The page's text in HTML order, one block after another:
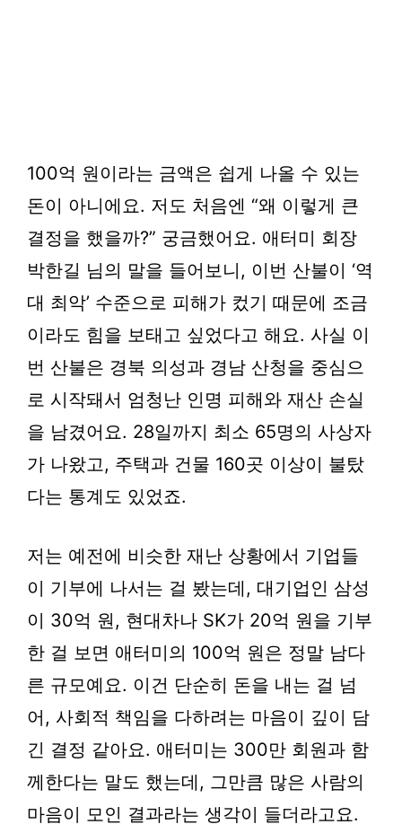
100억 원이라는 금액은 쉽게 나올 수 있는
돈이 아니에요. 저도 처음엔 “왜 이렇게 큰
결정을 했을까?” 궁금했어요. 애터미 회장
박한길 님의 말을 들어보니, 이번 산불이 ‘역
대 최악’ 수준으로 피해가 컸기 때문에 조금
이라도 힘을 보태고 싶었다고 해요. 사실 이
번 산불은 경북 의성과 경남 산청을 중심으
로 시작돼서 엄청난 인명 피해와 재산 손실
을 남겼어요. 28일까지 최소 65명의 사상자
가 나왔고, 주택과 건물 160곳 이상이 불탔
다는 통계도 있었죠.
저는 예전에 비슷한 재난 상황에서 기업들
이 기부에 나서는 걸 봤는데, 대기업인 삼성
이 30억 원, 현대차나 SK가 20억 원을 기부
한 걸 보면 애터미의 100억 원은 정말 남다
른 규모예요. 이건 단순히 돈을 내는 걸 넘
어, 사회적 책임을 다하려는 마음이 깊이 담
긴 결정 같아요. 애터미는 300만 회원과 함
께한다는 말도 했는데, 그만큼 많은 사람의
마음이 모인 결과라는 생각이 들더라고요.